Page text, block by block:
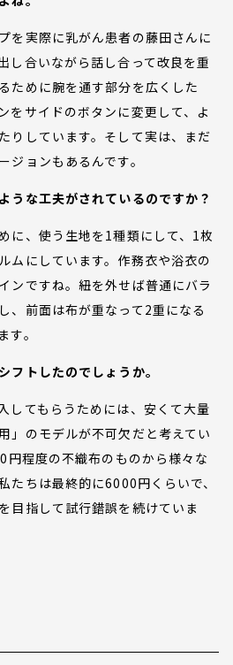
を実際に乳がん患者の藤田さんに
し合いながら話し合って改良を重
ために腕を通す部分を広くした
をサイドのボタンに変更して、よ
りしています。そして実は、まだ
ジョンもあるんです。
うな工夫がされているのですか？
に、使う生地を1種類にして、1枚
ムにしています。作務衣や浴衣の
ンですね。紐を外せば普通にバラ
、前面は布が重なって2重になる
。
フトしたのでしょうか。
してもらうためには、安くて大量
」のモデルが不可欠だと考えてい
円程度の不織布のものから様々な
たちは最終的に6000円くらいで、
目指して試行錯誤を続けていま